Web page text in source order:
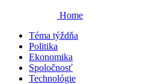
Home
Téma týždňa
Politika
Ekonomika
Spoločnosť
Technológie